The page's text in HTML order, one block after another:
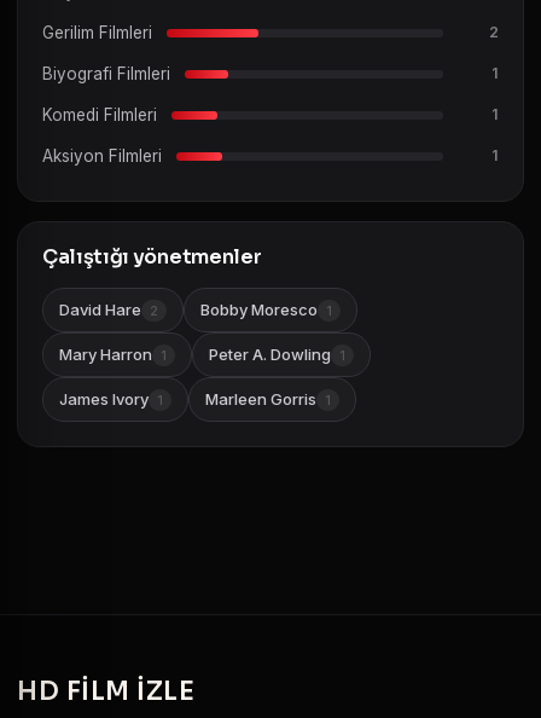
Gerilim Filmleri 2
Biyografi Filmleri 1
Komedi Filmleri 1
Aksiyon Filmleri 1
Çalıştığı yönetmenler
David Hare 2 Bobby Moresco 1
Mary Harron 1 Peter A. Dowling 1
James Ivory 1 Marleen Gorris 1
HD FILM IZLE